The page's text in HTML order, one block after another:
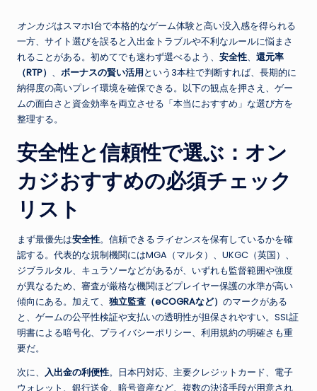
オンカジはスマホ1台で本格的なゲーム体験と高い没入感を得られる
一方、サイト選びを誤ると入出金トラブルや不利なルールに悩まさ
れることがある。初めてでも迷わず選べるよう、 安全性、 還元率
（RTP） 、 ボーナスの賢い活用という3本柱で判断すれば、長期的に
納得度の高いプレイ環境を確保できる。以下の観点を押さえ、ゲー
ムの面白さと資金効率を両立させる「本当におすすめ」な選び方を
整理する。
安全性と信頼性で選ぶ：オン
カジおすすめの必須チェック
リスト
まず最優先は安全性。信頼できるライセンスを保有しているかを確
認する。代表的な規制機関にはMGA（マルタ）、UKGC（英国）、
ジブラルタル、キュラソーなどがあるが、いずれも監督範囲や強度
が異なるため、審査が厳格な機関ほどプレイヤー保護の水準が高い
傾向にある。加えて、 独立監査（eCOGRAなど） のマークがある
と、ゲームの公平性検証や支払いの透明性が担保されやすい。SSL証
明書による暗号化、プライバシーポリシー、利用規約の明確さも重
要だ。
次に、 入出金の利便性。日本円対応、主要クレジットカード、電子
ウォレット、銀行送金、暗号資産など、複数の決済手段が用意され